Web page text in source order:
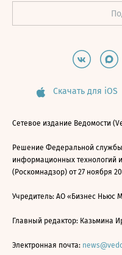
Скачать для iOS
Сетевое издание Ведомости
Решение Федеральной
информационных технологий
(Роскомнадзор) от 27 ноября
Учредитель: АО «Бизнес Ньюс
Главный редактор: Казьмина
Электронная почта: